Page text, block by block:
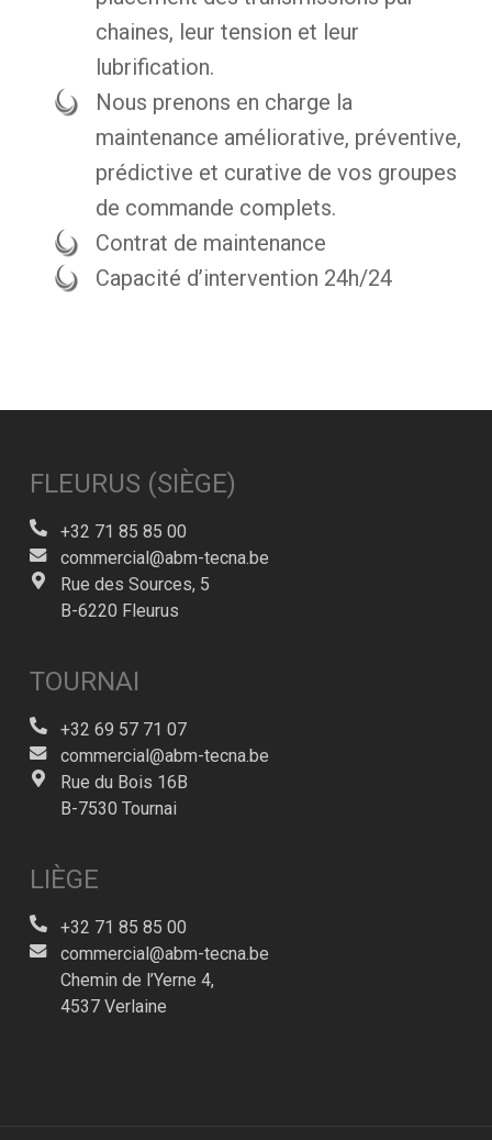
chaines, leur tension et leur
lubrification.
Nous prenons en charge la
maintenance améliorative, préventive,
prédictive et curative de vos groupes
de commande complets.
Contrat de maintenance
Capacité d’intervention 24h/24
FLEURUS (SIÈGE)
+32 71 85 85 00
commercial@abm-tecna.be
Rue des Sources, 5
B-6220 Fleurus
TOURNAI
+32 69 57 71 07
commercial@abm-tecna.be
Rue du Bois 16B
B-7530 Tournai
LIÈGE
+32 71 85 85 00
commercial@abm-tecna.be
Chemin de l’Yerne 4,
4537 Verlaine